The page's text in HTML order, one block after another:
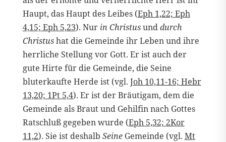
Haupt, das Haupt des Leibes (Eph 1,22; Eph
4,15; Eph 5,23). Nur in Christusunddurch
Christushat die Gemeinde ihr Leben und ihre
herrliche Stellung vor Gott. Er ist auch der
gute Hirte für die Gemeinde, die Seine
bluterkaufte Herde ist (vgl. Joh 10,11-16; Hebr
13,20; 1Pt 5,4). Er ist der Bräutigam, dem die
Gemeinde als Braut und Gehilfin nach Gottes
Ratschluß gegeben wurde (Eph 5,32; 2Kor
11,2). Sie ist deshalb SeineGemeinde (vgl. Mt